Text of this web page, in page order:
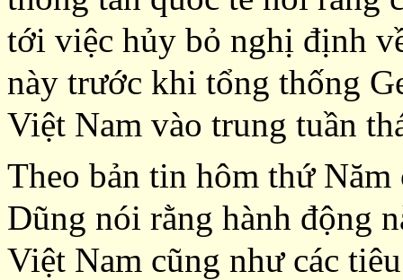
tới việc hủy bỏ nghị định
này trước khi tổng thống
Việt Nam vào trung tuần
Theo bản tin hôm thứ
Dũng nói rằng hành động
Việt Nam cũng như các